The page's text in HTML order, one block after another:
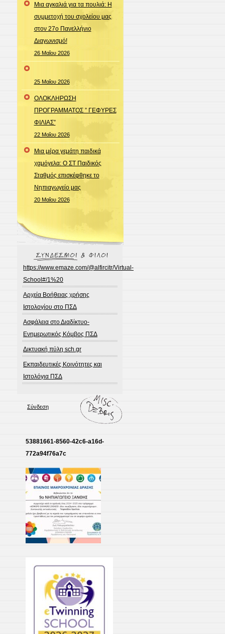
Μια αγκαλιά για τα πουλιά: Η
συμμετοχή του σχολείου μας
στον 27ο Πανελλήνιο
Διαγωνισμό!
26 Μαΐου 2026
25 Μαΐου 2026
ΟΛΟΚΛΗΡΩΣΗ
ΠΡΟΓΡΑΜΜΑΤΟΣ ” ΓΕΦΥΡΕΣ
ΦΙΛΙΑΣ”
22 Μαΐου 2026
Μια μέρα γεμάτη παιδικά
χαμόγελα: Ο ΣΤ Παιδικός
Σταθμός επισκέφθηκε το
Νηπιαγωγείο μας
20 Μαΐου 2026
https://www.emaze.com/@alfircitr/Virtual-
School#/1%20
Αρχεία Βοήθειας χρήσης
Ιστολογίου στο ΠΣΔ
Ασφάλεια στο Διαδίκτυο-
Ενημερωτικός Κόμβος ΠΣΔ
Δικτυακή πύλη sch.gr
Εκπαιδευτικές Κοινότητες και
Ιστολόγια ΠΣΔ
Σύνδεση
53881661-8560-42c6-a16d-
772a94f76a7c